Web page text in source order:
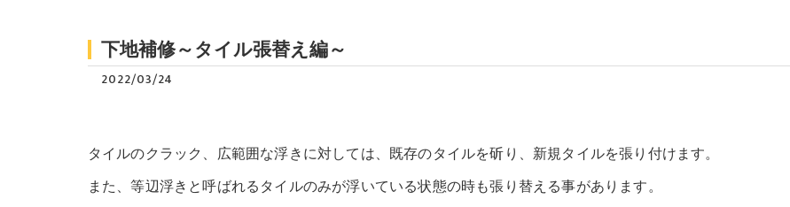
下地補修～タイル張替え編～
2022/03/24
タイルのクラック、広範囲な浮きに対しては、既存のタイルを斫り、新規タイルを張り付けます。
また、等辺浮きと呼ばれるタイルのみが浮いている状態の時も張り替える事があります。